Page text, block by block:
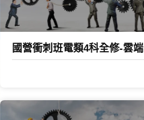
國營衝刺班電類4科全修-雲端